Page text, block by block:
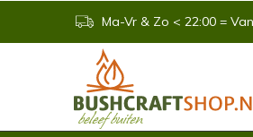
Ma-Vr & Zo < 22:00 =